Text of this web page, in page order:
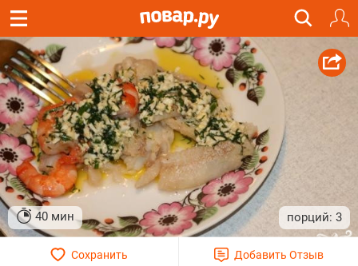
40 мин 3